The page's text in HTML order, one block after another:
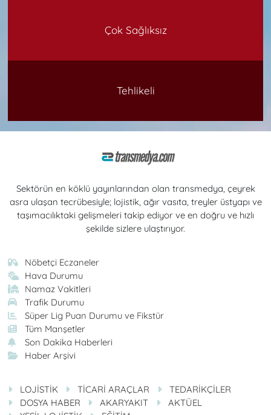
Çok Sağlıksız
Tehlikeli
Sektörün en köklü yayınlarından olan transmedya, çeyrek
asra ulaşan tecrübesiyle; lojistik, ağır vasıta, treyler üstyapı ve
taşımacılıktaki gelişmeleri takip ediyor ve en doğru ve hızlı
şekilde sizlere ulaştırıyor.
Nöbetçi Eczaneler
Hava Durumu
Namaz Vakitleri
Trafik Durumu
Süper Lig Puan Durumu ve Fikstür
Tüm Manşetler
Son Dakika Haberleri
Haber Arşivi
LOJİSTİK TİCARİ ARAÇLAR
TEDARİKÇİLER
DOSYA HABER
AKARYAKIT
AKTÜEL